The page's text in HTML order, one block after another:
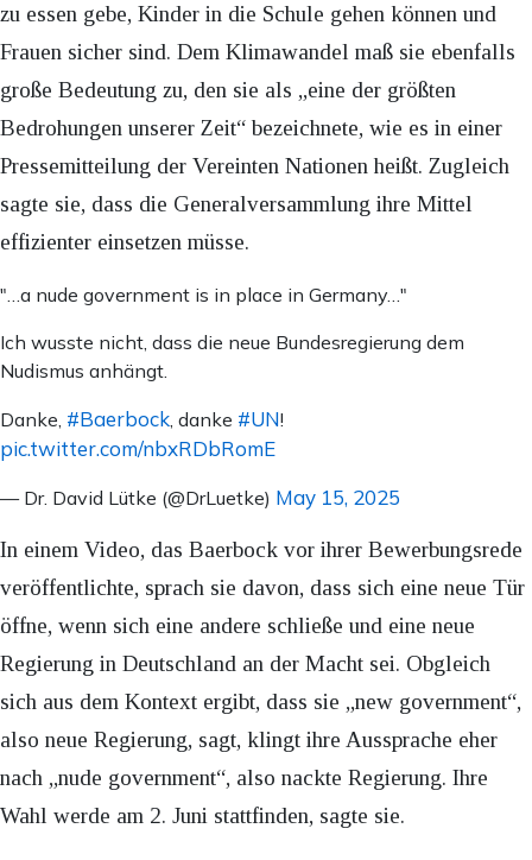
zu essen gebe, Kinder in die Schule gehen können und
Frauen sicher sind. Dem Klimawandel maß sie ebenfalls
große Bedeutung zu, den sie als „eine der größten
Bedrohungen unserer Zeit“ bezeichnete, wie es in einer
Pressemitteilung der Vereinten Nationen heißt. Zugleich
sagte sie, dass die Generalversammlung ihre Mittel
effizienter einsetzen müsse.
"…a nude government is in place in Germany…"
Ich wusste nicht, dass die neue Bundesregierung dem
Nudismus anhängt.
Danke, #Baerbock, danke #UN!
pic.twitter.com/nbxRDbRomE
— Dr. David Lütke (@DrLuetke) May 15, 2025
In einem Video, das Baerbock vor ihrer Bewerbungsrede
veröffentlichte, sprach sie davon, dass sich eine neue Tür
öffne, wenn sich eine andere schließe und eine neue
Regierung in Deutschland an der Macht sei. Obgleich
sich aus dem Kontext ergibt, dass sie „new government“,
also neue Regierung, sagt, klingt ihre Aussprache eher
nach „nude government“, also nackte Regierung. Ihre
Wahl werde am 2. Juni stattfinden, sagte sie.